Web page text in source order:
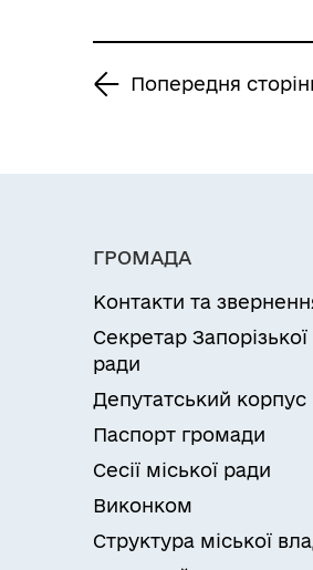
“ВІРІКТОН”
Попередня
ГРОМАДА
Контакти та
Секретар Запорізької
ради
Депутатський корпус
Паспорт громади
Сесії міської ради
Виконком
Структура міської